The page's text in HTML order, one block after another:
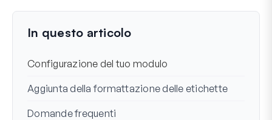
Ultimo aggiornamento il 09 dic 2024
In questo articolo
Configurazione del tuo modulo
Aggiunta della formattazione delle etichette
Domande frequenti